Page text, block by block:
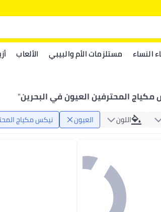
النساء مستلزمات الأم والبيبي الألعاب
المحترفين العيون في البحرين"
اللون العيون نيكس مكياج